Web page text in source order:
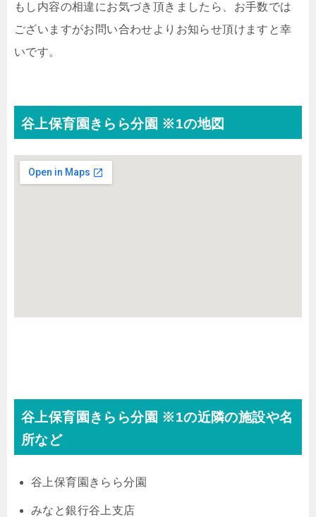
もし内容の相違にお気づき頂きましたら、お手数では
ございますがお問い合わせよりお知らせ頂けますと幸
いです。
谷上保育園きらら分園 ※1の地図
谷上保育園きらら分園 ※1の近隣の施設や名
所など
谷上保育園きらら分園
みなと銀行谷上支店